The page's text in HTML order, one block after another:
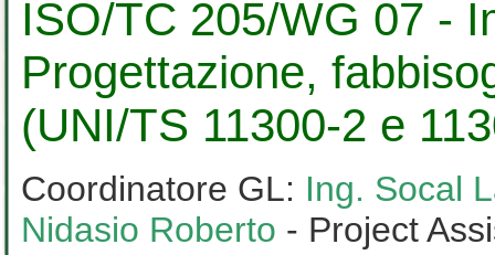
ISO/TC 205/WG 07 -
Progettazione,
(UNI/TS 11300-2 e
Coordinatore GL: Ing. Socal
Nidasio Roberto - Project